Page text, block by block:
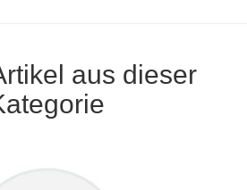
aus dieser